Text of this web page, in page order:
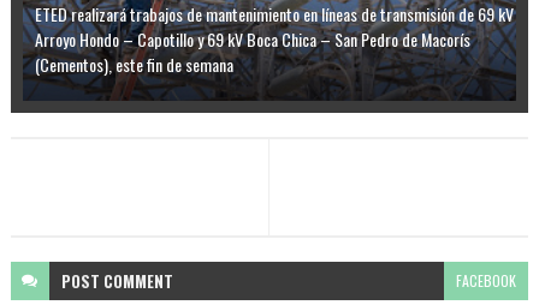
ETED realizará trabajos de mantenimiento en líneas de transmisión de 69 kV
Arroyo Hondo – Capotillo y 69 kV Boca Chica – San Pedro de Macorís
(Cementos), este fin de semana
POST COMMENT FACEBOOK